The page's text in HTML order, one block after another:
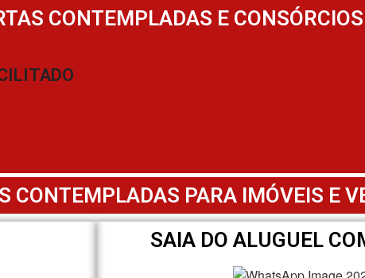
CONTEMPLADAS E CONSÓRCIOS
CONTEMPLADAS PARA IMÓVEIS E
SAIA DO ALUGUEL